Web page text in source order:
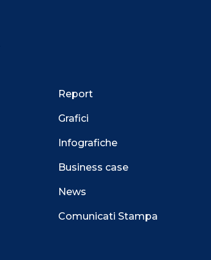
Report
Grafici
Infografiche
Business case
News
Comunicati Stampa